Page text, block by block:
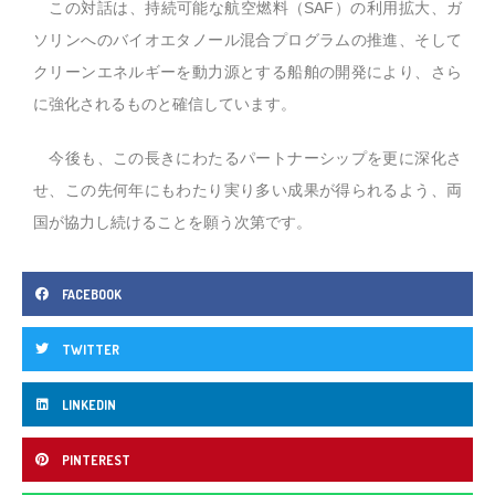
この対話は、持続可能な航空燃料（SAF）の利用拡大、ガ
ソリンへのバイオエタノール混合プログラムの推進、そして
クリーンエネルギーを動力源とする船舶の開発により、さら
に強化されるものと確信しています。
今後も、この長きにわたるパートナーシップを更に深化さ
せ、この先何年にもわたり実り多い成果が得られるよう、両
国が協力し続けることを願う次第です。
FACEBOOK
TWITTER
LINKEDIN
PINTEREST